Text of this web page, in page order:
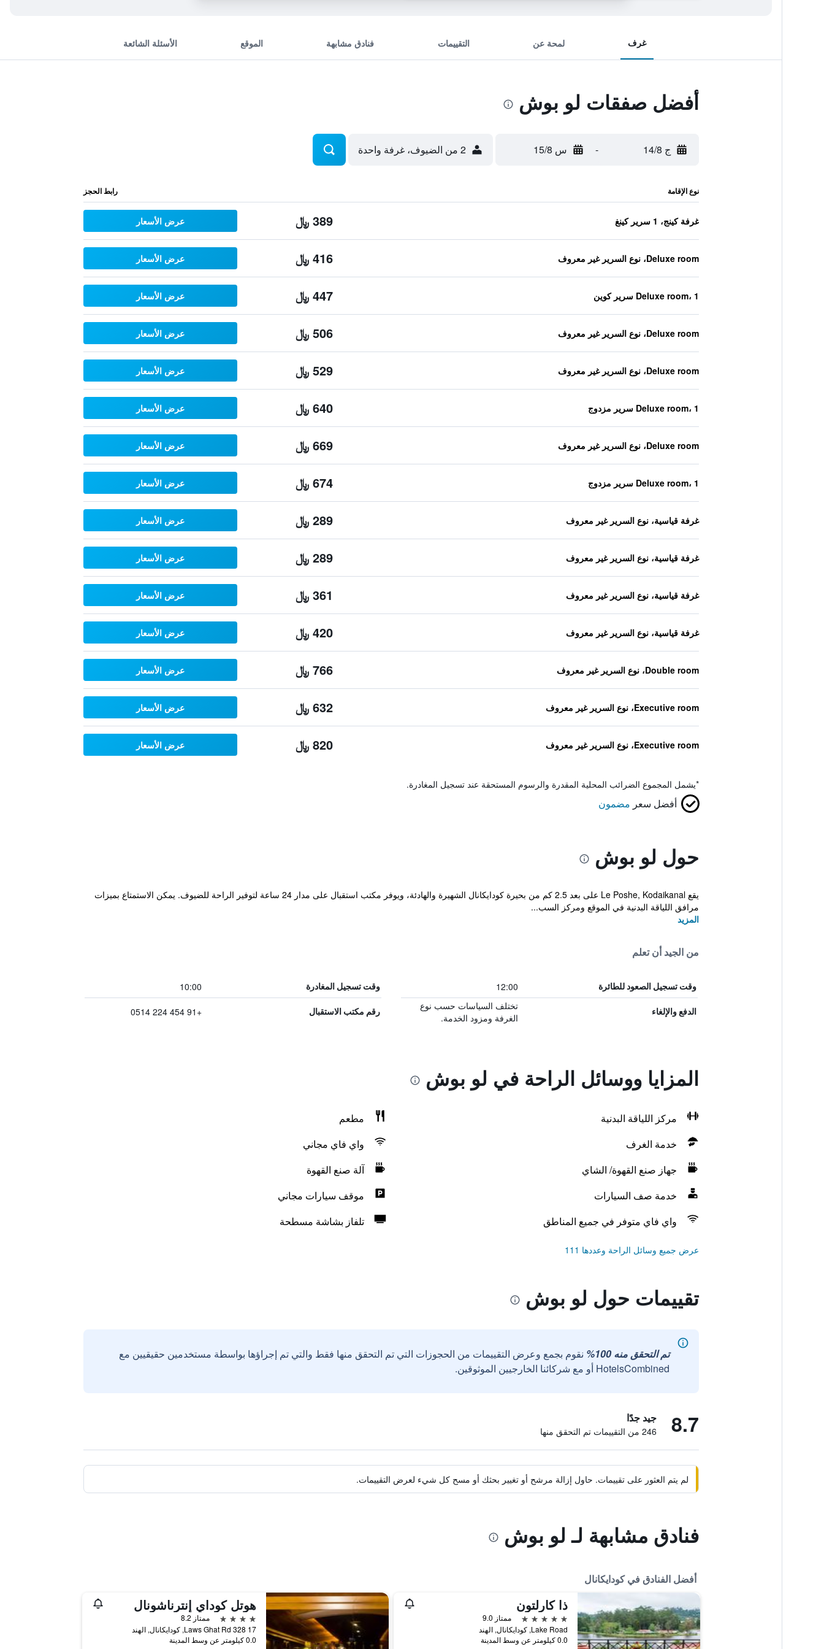
غرف لمحة عن التقييمات فنادق مشابهة الموقع الأسئلة الشائعة
أفضل صفقات لو بوش
ج 14/8 - س 15/8 2 من الضيوف، غرفة واحدة
نوع الإقامة رابط الحجز
غرفة كينج، 1 سرير كينغ 389 ﷼ عرض الأسعار
Deluxe room، نوع السرير غير معروف 416 ﷼ عرض الأسعار
Deluxe room، 1 سرير كوين 447 ﷼ عرض الأسعار
Deluxe room، نوع السرير غير معروف 506 ﷼ عرض الأسعار
Deluxe room، نوع السرير غير معروف 529 ﷼ عرض الأسعار
Deluxe room، 1 سرير مزدوج 640 ﷼ عرض الأسعار
Deluxe room، نوع السرير غير معروف 669 ﷼ عرض الأسعار
Deluxe room، 1 سرير مزدوج 674 ﷼ عرض الأسعار
غرفة قياسية، نوع السرير غير معروف 289 ﷼ عرض الأسعار
غرفة قياسية، نوع السرير غير معروف 289 ﷼ عرض الأسعار
غرفة قياسية، نوع السرير غير معروف 361 ﷼ عرض الأسعار
غرفة قياسية، نوع السرير غير معروف 420 ﷼ عرض الأسعار
Double room، نوع السرير غير معروف 766 ﷼ عرض الأسعار
Executive room، نوع السرير غير معروف 632 ﷼ عرض الأسعار
Executive room، نوع السرير غير معروف 820 ﷼ عرض الأسعار
*يشمل المجموع الضرائب المحلية المقدرة والرسوم المستحقة عند تسجيل المغادرة.
أفضل سعر مضمون
حول لو بوش
يقع Le Poshe, Kodaikanal على بعد 2.5 كم من بحيرة كودايكانال الشهيرة والهادئة، ويوفر مكتب استقبال على مدار 24 ساعة لتوفير الراحة للضيوف. يمكن الاستمتاع بميزات
مرافق اللياقة البدنية في الموقع ومركز السب...
المزيد
من الجيد أن تعلم
وقت تسجيل الصعود للطائرة 12:00 وقت تسجيل المغادرة 10:00
الدفع والإلغاء
تختلف السياسات حسب نوع
الغرفة ومزود الخدمة.
رقم مكتب الاستقبال +91 454 224 0514
المزايا ووسائل الراحة في لو بوش
مركز اللياقة البدنية
مطعم
خدمة الغرف
واي فاي مجاني
جهاز صنع القهوة/ الشاي
آلة صنع القهوة
خدمة صف السيارات
موقف سيارات مجاني
واي فاي متوفر في جميع المناطق
تلفاز بشاشة مسطحة
عرض جميع وسائل الراحة وعددها 111
تقييمات حول لو بوش
تم التحقق منه 100%
نقوم بجمع وعرض التقييمات من الحجوزات التي تم التحقق منها فقط والتي تم إجراؤها بواسطة مستخدمين حقيقيين مع
HotelsCombined أو مع شركائنا الخارجيين الموثوقين.
8.7 جيد جدًا
246 من التقييمات تم التحقق منها
لم يتم العثور على تقييمات. حاول إزالة مرشح أو تغيير بحثك أو مسح كل شيء لعرض التقييمات.
فنادق مشابهة لـ لو بوش
أفضل الفنادق في كودايكانال
ذا كارلتون
5 نجوم
ممتاز 9.0
Lake Road, كودايكانال, الهند
0.0 كيلومتر عن وسط المدينة
هوتل كوداي إنترناشونال
4 نجوم
ممتاز 8.2
17 328 Laws Ghat Rd, كودايكانال, الهند
0.0 كيلومتر عن وسط المدينة